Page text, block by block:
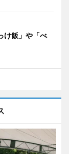
け飯」や「べ